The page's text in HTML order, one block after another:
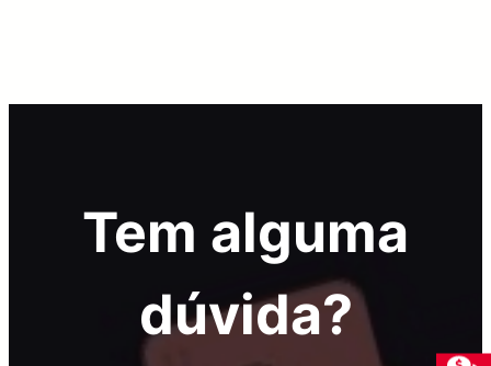
Tem alguma
dúvida?